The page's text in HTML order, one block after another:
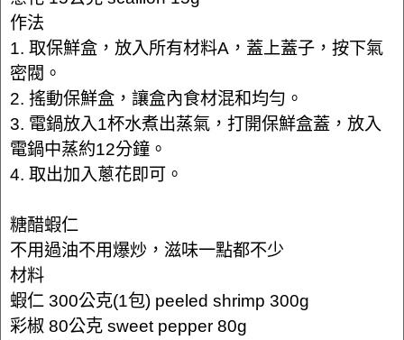
作法
1. 取保鮮盒，放入所有材料A，蓋上蓋子，按下氣
密閥。
2. 搖動保鮮盒，讓盒內食材混和均勻。
3. 電鍋放入1杯水煮出蒸氣，打開保鮮盒蓋，放入
電鍋中蒸約12分鐘。
4. 取出加入蔥花即可。
糖醋蝦仁
不用過油不用爆炒，滋味一點都不少
材料
蝦仁 300公克(1包) peeled shrimp 300g
彩椒 80公克 sweet pepper 80g